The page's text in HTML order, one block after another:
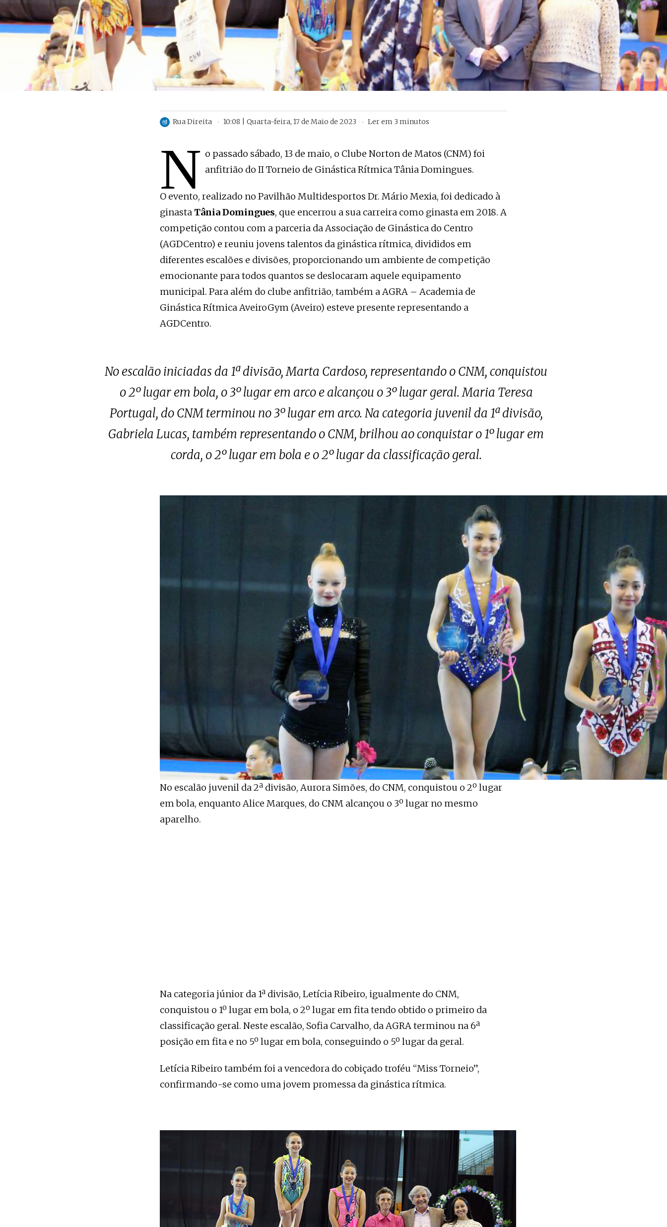
Rua Direita 10:08 | Quarta-feira, 17 de Maio de 2023 Ler em 3 minutos
N o passado sábado, 13 de maio, o Clube Norton de Matos (CNM) foi
anfitrião do II Torneio de Ginástica Rítmica Tânia Domingues.
O evento, realizado no Pavilhão Multidesportos Dr. Mário Mexia, foi dedicado à
ginasta Tânia Domingues, que encerrou a sua carreira como ginasta em 2018. A
competição contou com a parceria da Associação de Ginástica do Centro
(AGDCentro) e reuniu jovens talentos da ginástica rítmica, divididos em
diferentes escalões e divisões, proporcionando um ambiente de competição
emocionante para todos quantos se deslocaram aquele equipamento
municipal. Para além do clube anfitrião, também a AGRA – Academia de
Ginástica Rítmica AveiroGym (Aveiro) esteve presente representando a
AGDCentro.
No escalão iniciadas da 1ª divisão, Marta Cardoso, representando o CNM, conquistou
o 2º lugar em bola, o 3º lugar em arco e alcançou o 3º lugar geral. Maria Teresa
Portugal, do CNM terminou no 3º lugar em arco. Na categoria juvenil da 1ª divisão,
Gabriela Lucas, também representando o CNM, brilhou ao conquistar o 1º lugar em
corda, o 2º lugar em bola e o 2º lugar da classificação geral.
No escalão juvenil da 2ª divisão, Aurora Simões, do CNM, conquistou o 2º lugar
em bola, enquanto Alice Marques, do CNM alcançou o 3º lugar no mesmo
aparelho.
Na categoria júnior da 1ª divisão, Letícia Ribeiro, igualmente do CNM,
conquistou o 1º lugar em bola, o 2º lugar em fita tendo obtido o primeiro da
classificação geral. Neste escalão, Sofia Carvalho, da AGRA terminou na 6ª
posição em fita e no 5º lugar em bola, conseguindo o 5º lugar da geral.
Letícia Ribeiro também foi a vencedora do cobiçado troféu “Miss Torneio”,
confirmando-se como uma jovem promessa da ginástica rítmica.